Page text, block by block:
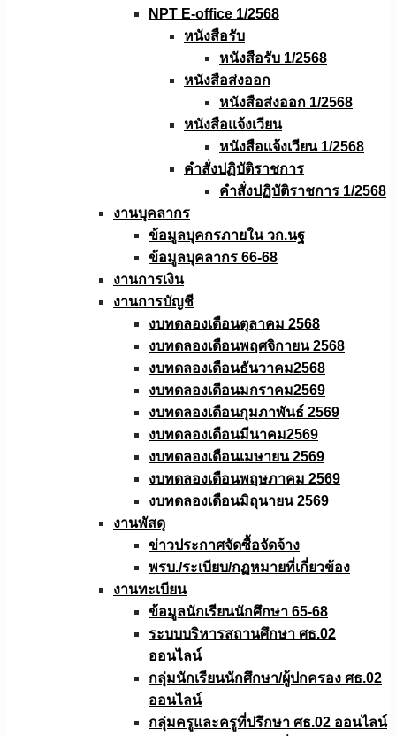
NPT E-office 1/2568
หนังสือรับ
หนังสือรับ 1/2568
หนังสือส่งออก
หนังสือส่งออก 1/2568
หนังสือแจ้งเวียน
หนังสือเเจ้งเวียน 1/2568
คำสั่งปฏิบัติราชการ
คำสั่งปฏิบัติราชการ 1/2568
งานบุคลากร
ข้อมูลบุคกรภายใน วก.นฐ
ข้อมูลบุคลากร 66-68
งานการเงิน
งานการบัญชี
งบทดลองเดือนตุลาคม 2568
งบทดลองเดือนพฤศจิกายน 2568
งบทดลองเดือนธันวาคม2568
งบทดลองเดือนมกราคม2569
งบทดลองเดือนกุมภาพันธ์ 2569
งบทดลองเดือนมีนาคม2569
งบทดลองเดือนเมษายน 2569
งบทดลองเดือนพฤษภาคม 2569
งบทดลองเดือนมิถุนายน 2569
งานพัสดุ
ข่าวประกาศจัดซื้อจัดจ้าง
พรบ./ระเบียบ/กฏหมายที่เกี่ยวข้อง
งานทะเบียน
ข้อมูลนักเรียนนักศึกษา 65-68
ระบบบริหารสถานศึกษา ศธ.02
ออนไลน์
กลุ่มนักเรียนนักศึกษา/ผู้ปกครอง ศธ.02
ออนไลน์
กลุ่มครูและครูที่ปรึกษา ศธ.02 ออนไลน์